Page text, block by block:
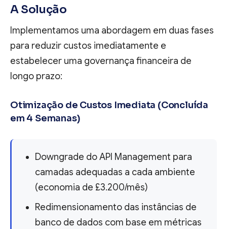
A Solução
Implementamos uma abordagem em duas fases
para reduzir custos imediatamente e
estabelecer uma governança financeira de
longo prazo:
Otimização de Custos Imediata (Concluída
em 4 Semanas)
Downgrade do API Management para
camadas adequadas a cada ambiente
(economia de £3.200/mês)
Redimensionamento das instâncias de
banco de dados com base em métricas